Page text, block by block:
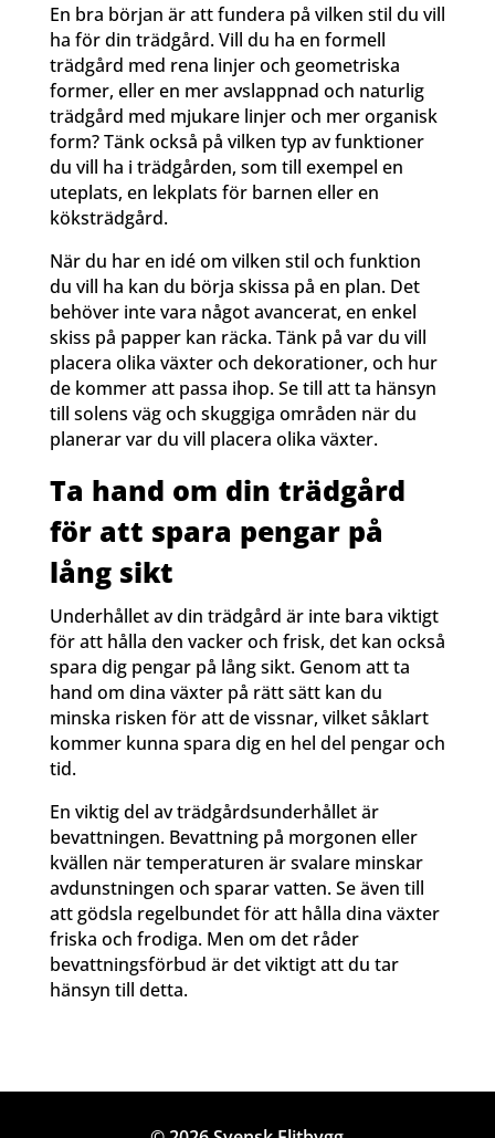
En bra början är att fundera på vilken stil du vill
ha för din trädgård. Vill du ha en formell
trädgård med rena linjer och geometriska
former, eller en mer avslappnad och naturlig
trädgård med mjukare linjer och mer organisk
form? Tänk också på vilken typ av funktioner
du vill ha i trädgården, som till exempel en
uteplats, en lekplats för barnen eller en
köksträdgård.
När du har en idé om vilken stil och funktion
du vill ha kan du börja skissa på en plan. Det
behöver inte vara något avancerat, en enkel
skiss på papper kan räcka. Tänk på var du vill
placera olika växter och dekorationer, och hur
de kommer att passa ihop. Se till att ta hänsyn
till solens väg och skuggiga områden när du
planerar var du vill placera olika växter.
Ta hand om din trädgård
för att spara pengar på
lång sikt
Underhållet av din trädgård är inte bara viktigt
för att hålla den vacker och frisk, det kan också
spara dig pengar på lång sikt. Genom att ta
hand om dina växter på rätt sätt kan du
minska risken för att de vissnar, vilket såklart
kommer kunna spara dig en hel del pengar och
tid.
En viktig del av trädgårdsunderhållet är
bevattningen. Bevattning på morgonen eller
kvällen när temperaturen är svalare minskar
avdunstningen och sparar vatten. Se även till
att gödsla regelbundet för att hålla dina växter
friska och frodiga. Men om det råder
bevattningsförbud är det viktigt att du tar
hänsyn till detta.